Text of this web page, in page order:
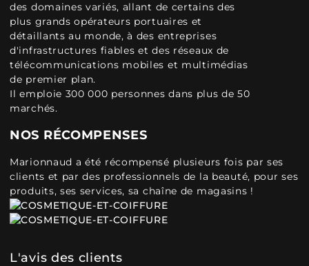
des domaines variés, allant de certains des
plus grands opérateurs portuaires et
détaillants au monde, à des entreprises
d'infrastructures fiables et des réseaux de
télécommunications mobiles et multimédias
de premier plan.
Il emploie 300 000 personnes dans plus de 50
marchés.
NOS RÉCOMPENSES
Marionnaud a été récompensé plusieurs fois par ses
clients et par des professionnels de la beauté, pour ses
produits, ses services, sa chaîne de magasins !
L'avis des clients